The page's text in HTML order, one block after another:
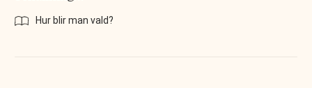
Hur blir man vald?